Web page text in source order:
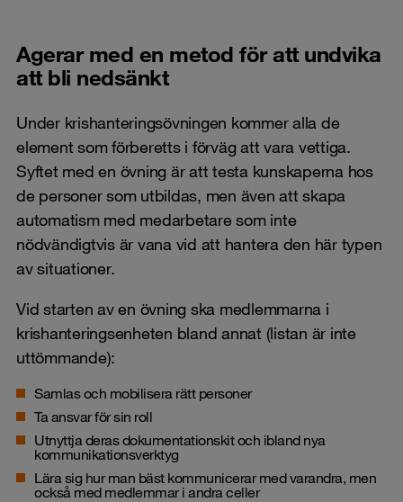
Agerar med en metod för att undvika
att bli nedsänkt
Under krishanteringsövningen kommer alla de
element som förberetts i förväg att vara vettiga.
Syftet med en övning är att testa kunskaperna hos
de personer som utbildas, men även att skapa
automatism med medarbetare som inte
nödvändigtvis är vana vid att hantera den här typen
av situationer.
Vid starten av en övning ska medlemmarna i
krishanteringsenheten bland annat (listan är inte
uttömmande):
Samlas och mobilisera rätt personer
Ta ansvar för sin roll
Utnyttja deras dokumentationskit och ibland nya
kommunikationsverktyg
Lära sig hur man bäst kommunicerar med varandra, men
också med medlemmar i andra celler